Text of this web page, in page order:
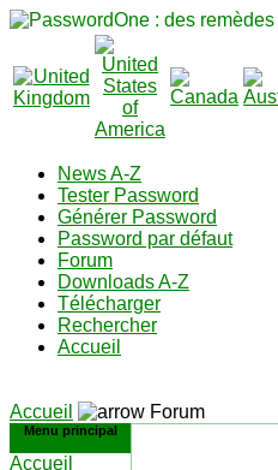
News A-Z
Tester Password
Générer Password
Password par défaut
Forum
Downloads A-Z
Télécharger
Rechercher
Accueil
Accueil Forum
Menu principal
Accueil